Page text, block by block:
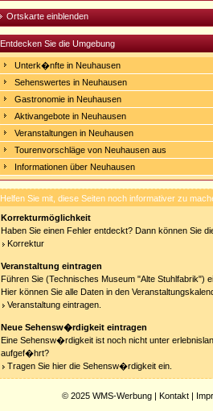
Ortskarte einblenden
Entdecken Sie die Umgebung
Unterk�nfte in Neuhausen
Sehenswertes in Neuhausen
Gastronomie in Neuhausen
Aktivangebote in Neuhausen
Veranstaltungen in Neuhausen
Tourenvorschläge von Neuhausen aus
Informationen über Neuhausen
Helfen Sie mit, diese Seiten noch informativer zu
Korrekturmöglichkeit
Haben Sie einen Fehler entdeckt? Dann können Sie
Korrektur
Veranstaltung eintragen
Führen Sie (Technisches Museum "Alte Stuhlfabrik")
Hier können Sie alle Daten in den
Veranstaltung eintragen.
Neue Sehensw�rdigkeit eintragen
Eine Sehensw�rdigkeit ist noch nicht unter
aufgef�hrt?
Tragen Sie hier die Sehensw�rdigkeit ein.
© 2025 WMS-Werbung | Kontakt |